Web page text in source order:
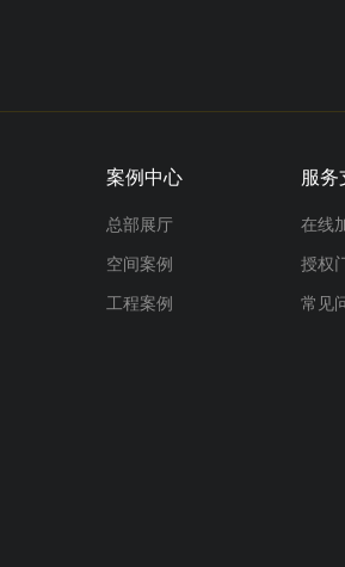
案例中心
总部展厅
空间案例
工程案例
服务
在线
授权
常见